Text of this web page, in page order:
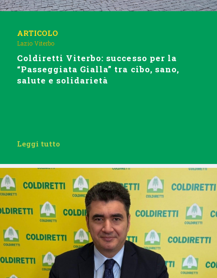
ARTICOLO
Lazio Viterbo
Coldiretti Viterbo: successo per la
“Passeggiata Gialla” tra cibo, sano,
salute e solidarietà
Leggi tutto